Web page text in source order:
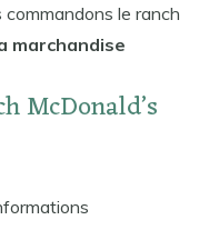
commandons le ranch
marchandise
McDonald’s